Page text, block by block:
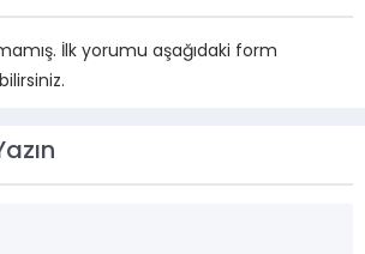
İlk yorumu aşağıdaki form